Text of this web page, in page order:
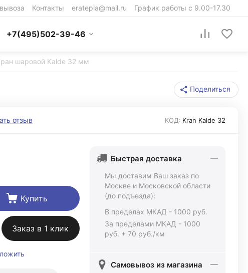
Контакты eratepla@mail.ru График работы с 9.00-17.30
+7(495)502-39-46
шаровой Kalde 32 мм
Поделиться
отзыв КОД: Kran Kalde 32
Купить
Заказ в 1 клик
Быстрая доставка
Мы доставим Ваш заказ по
Москве и Московской области
(до подъезда):
В пределах МКАД - 1000 руб.
За пределами МКАД - 1000
руб. + 70 руб./км
Самовывоз из магазина